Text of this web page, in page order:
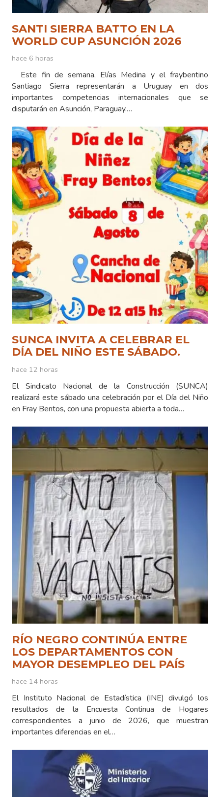
SANTI SIERRA BATTO EN LA
WORLD CUP ASUNCIÓN 2026
hace 6 horas
Este fin de semana, Elías Medina y el fraybentino
Santiago Sierra representarán a Uruguay en dos
importantes competencias internacionales que se
disputarán en Asunción, Paraguay.…
SUNCA INVITA A CELEBRAR EL
DÍA DEL NIÑO ESTE SÁBADO.
hace 12 horas
El Sindicato Nacional de la Construcción (SUNCA)
realizará este sábado una celebración por el Día del Niño
en Fray Bentos, con una propuesta abierta a toda…
RÍO NEGRO CONTINÚA ENTRE
LOS DEPARTAMENTOS CON
MAYOR DESEMPLEO DEL PAÍS
hace 14 horas
El Instituto Nacional de Estadística (INE) divulgó los
resultados de la Encuesta Continua de Hogares
correspondientes a junio de 2026, que muestran
importantes diferencias en el…